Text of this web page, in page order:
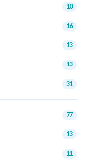
10
16
13
13
31
77
13
11